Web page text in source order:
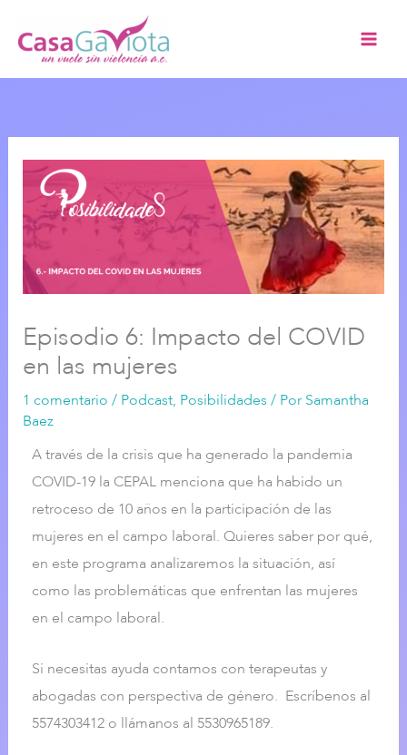
contenido
Episodio 6: Impacto del COVID
en las mujeres
1 comentario / Podcast, Posibilidades / Por Samantha
Baez
A través de la crisis que ha generado la pandemia
COVID-19 la CEPAL menciona que ha habido un
retroceso de 10 años en la participación de las
mujeres en el campo laboral. Quieres saber por qué,
en este programa analizaremos la situación, así
como las problemáticas que enfrentan las mujeres
en el campo laboral.
Si necesitas ayuda contamos con terapeutas y
abogadas con perspectiva de género. ⁣Escríbenos al
5574303412 o llámanos al 5530965189⁣⁣.